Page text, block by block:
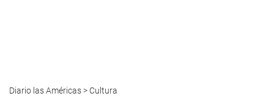
Diario las Américas> Cultura